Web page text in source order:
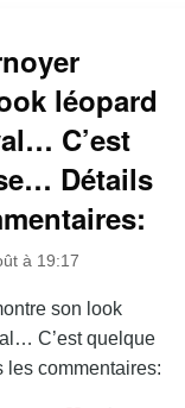
léopard
C’est
Détails
à 19:17
son look
C’est quelque
commentaires: